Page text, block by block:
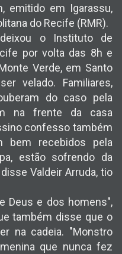
emitido em Igarassu,
do Recife (RMR).
o Instituto de
por volta das 8h e
Verde, em Santo
velado. Familiares,
do caso pela
na frente da casa
confesso também
bem recebidos pela
estão sofrendo da
Valdeir Arruda, tio
Deus e dos homens",
também disse que o
na cadeia. "Monstro
que nunca fez